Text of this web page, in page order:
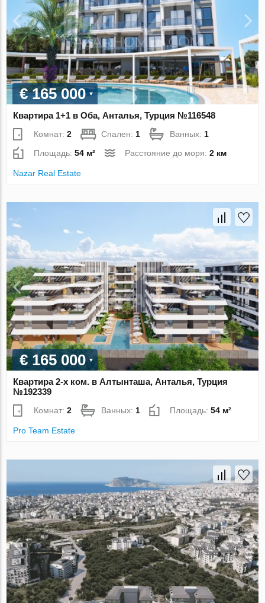
€ 165 000
Квартира 1+1 в Оба, Анталья, Турция №116548
Комнат:2 Спален: 1 Ванных: 1
Площадь:54 м² Расстояние до моря:2 км
Nazar Real Estate
€ 165 000
Квартира 2-х ком. в Алтынташа, Анталья, Турция
№192339
Комнат:2 Ванных: 1 Площадь:54 м²
Pro Team Estate